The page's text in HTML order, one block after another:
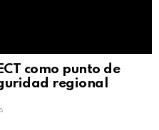
como punto de
regional